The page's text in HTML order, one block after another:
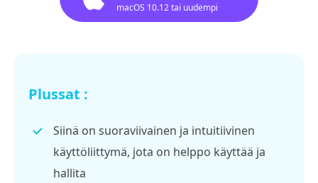
macOS 10.12 tai uudempi
Plussat :
Siinä on suoraviivainen ja intuitiivinen
käyttöliittymä, jota on helppo käyttää ja
hallita